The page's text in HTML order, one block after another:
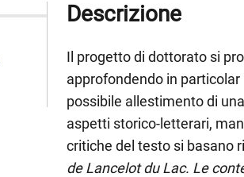
Descrizione
Il progetto di dottorato si
approfondendo in
possibile allestimento di
aspetti storico-letterari,
critiche del testo si basano
de Lancelot du Lac. Le